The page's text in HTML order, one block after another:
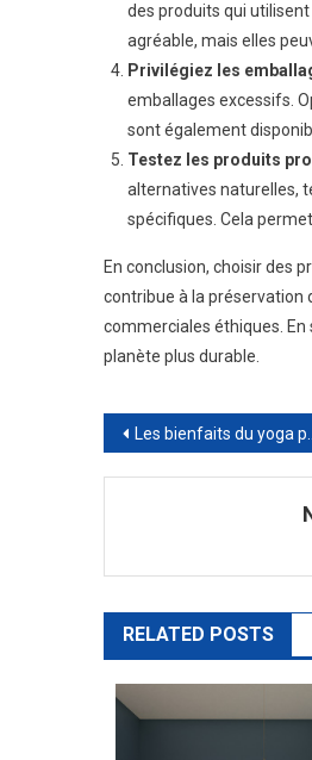
des produits qui
agréable, mais elles
Privilégiez les
emballages excessifs.
sont également
Testez les produits
alternatives naturelles,
spécifiques. Cela
En conclusion, choisir des
contribue à la préservation
commerciales éthiques.
planète plus durable.
Navigation
de
Les bienfaits du yoga prénatal pour une grossesse épanouie
RELATED POSTS